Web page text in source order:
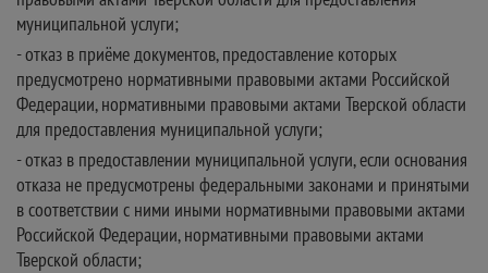
муниципальной услуги;
- отказ в приёме документов, предоставление которых
предусмотрено нормативными правовыми актами Российской
Федерации, нормативными правовыми актами Тверской области
для предоставления муниципальной услуги;
- отказ в предоставлении муниципальной услуги, если основания
отказа не предусмотрены федеральными законами и принятыми
в соответствии с ними иными нормативными правовыми актами
Российской Федерации, нормативными правовыми актами
Тверской области;